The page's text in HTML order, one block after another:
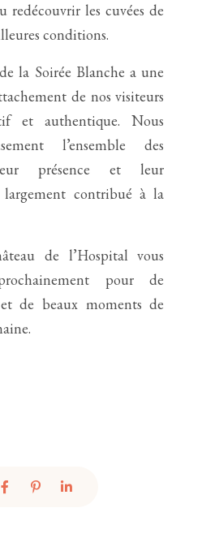
redécouvrir les cuvées de
conditions.
la Soirée Blanche a une
de nos visiteurs
et authentique. Nous
l’ensemble des
présence et leur
contribué à la
de l’Hospital vous
pour de
de beaux moments de